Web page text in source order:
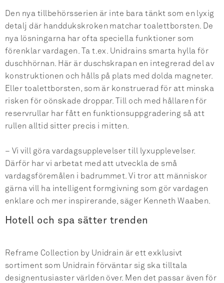
Den nya tillbehörsserien är inte bara tänkt som en lyxig
detalj där handdukskroken matchar toalettborsten. De
nya lösningarna har ofta speciella funktioner som
förenklar vardagen. Ta t.ex. Unidrains smarta hylla för
duschhörnan. Här är duschskrapan en integrerad del av
konstruktionen och hålls på plats med dolda magneter.
Eller toalettborsten, som är konstruerad för att minska
risken för oönskade droppar. Till och med hållaren för
reservrullar har fått en funktionsuppgradering så att
rullen alltid sitter precis i mitten.
– Vi vill göra vardagsupplevelser till lyxupplevelser.
Därför har vi arbetat med att utveckla de små
vardagsföremålen i badrummet. Vi tror att människor
gärna vill ha intelligent formgivning som gör vardagen
enklare och mer inspirerande, säger Kenneth Waaben.
Hotell och spa sätter trenden
Reframe Collection by Unidrain är ett exklusivt
sortiment som Unidrain förväntar sig ska tilltala
designentusiaster världen över. Men det passar även för